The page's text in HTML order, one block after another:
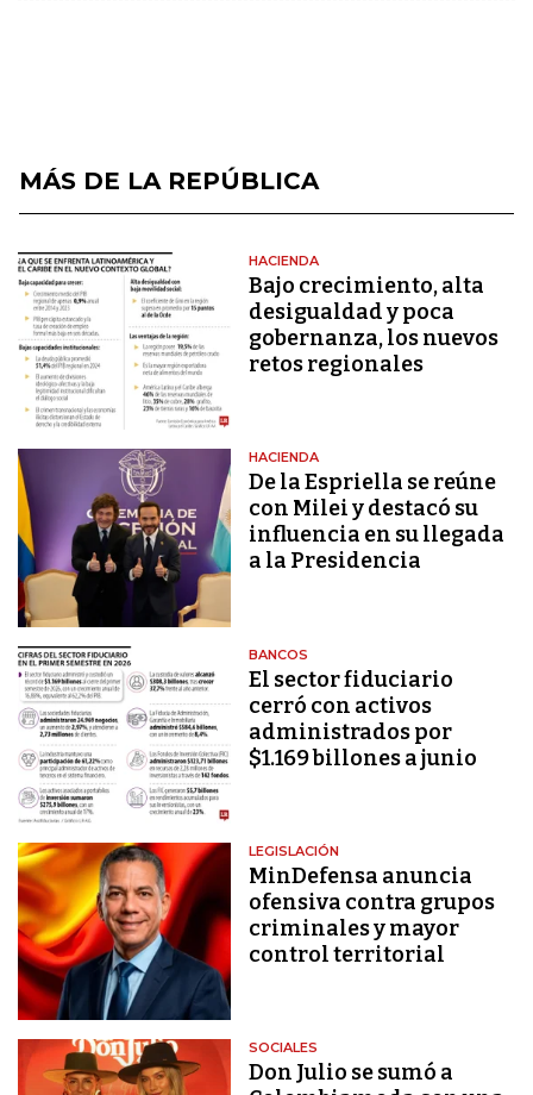
MÁS DE LA REPÚBLICA
HACIENDA
Bajo crecimiento, alta
desigualdad y poca
gobernanza, los nuevos
retos regionales
HACIENDA
De la Espriella se reúne
con Milei y destacó su
influencia en su llegada
a la Presidencia
BANCOS
El sector fiduciario
cerró con activos
administrados por
$1.169 billones a junio
LEGISLACIÓN
MinDefensa anuncia
ofensiva contra grupos
criminales y mayor
control territorial
SOCIALES
Don Julio se sumó a